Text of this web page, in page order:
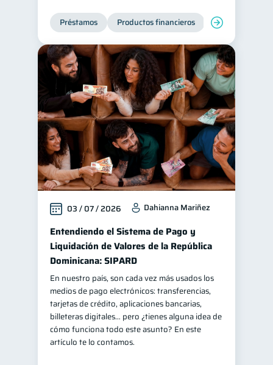
Vacaciones
Criptomonedas 2
Cuenta Abandonada 2
Inversiones 2
Finanzas Personales 1
Finanzas en Pareja 1
Educación Financiera 1
Fraudes 1 Mipymes 1
Información financiera 1
Retiro Doble sueldo
Gasto responsable
información financiera 1
Préstamos Productos financieros Manejo de
03 / 07 / 2026 Dahianna Mariñez
Entendiendo el Sistema de Pago y
Liquidación de Valores de la República
Dominicana: SIPARD
En nuestro país, son cada vez más usados los
medios de pago electrónicos: transferencias,
tarjetas de crédito, aplicaciones bancarias,
billeteras digitales… pero ¿tienes alguna idea de
cómo funciona todo este asunto? En este
artículo te lo contamos.